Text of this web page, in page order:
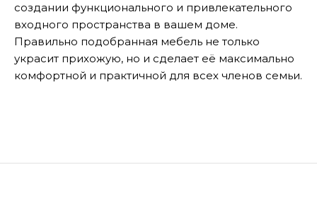
создании функционального и привлекательного
входного пространства в вашем доме.
Правильно подобранная мебель не только
украсит прихожую, но и сделает её максимально
комфортной и практичной для всех членов семьи.